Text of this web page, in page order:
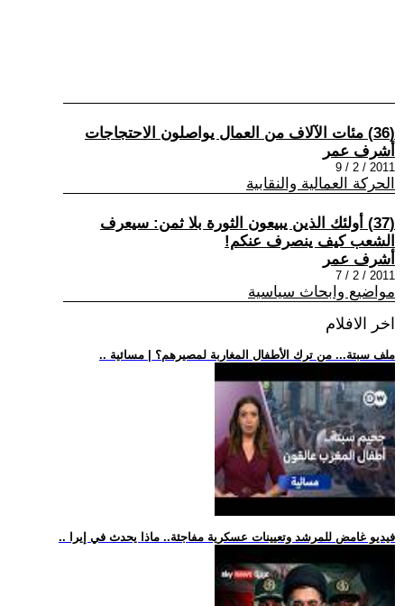
(36) مئات الآلاف من العمال يواصلون الاحتجاجات
أشرف عمر
2011 / 2 / 9
الحركة العمالية والنقابية
(37) أولئك الذين يبيعون الثورة بلا ثمن: سيعرف
الشعب كيف ينصرف عنكم!
أشرف عمر
2011 / 2 / 7
مواضيع وابحاث سياسية
اخر الافلام
.. ملف سبتة... من ترك الأطفال المغاربة لمصيرهم؟ | مسائية
.. فيديو غامض للمرشد وتعيينات عسكرية مفاجئة.. ماذا يحدث في إيرا